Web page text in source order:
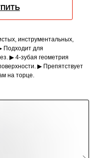
инструментальных,
Подходит для
▶ 4-зубая геометрия
▶ Препятствует
на торце.